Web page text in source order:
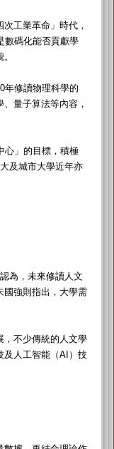
工業革命」時代，
數碼化能否貢獻學
年修讀物理科學的
量子算法等內容，
心」的目標，積極
及城市大學近年亦
為，未來修讀人文
國強則指出，大學需
，不少傳統的人文學
及人工智能（AI）技